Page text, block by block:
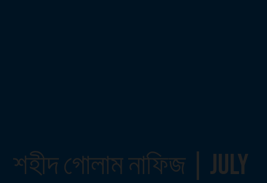
শহীদ গোলাম নাফিজ | July